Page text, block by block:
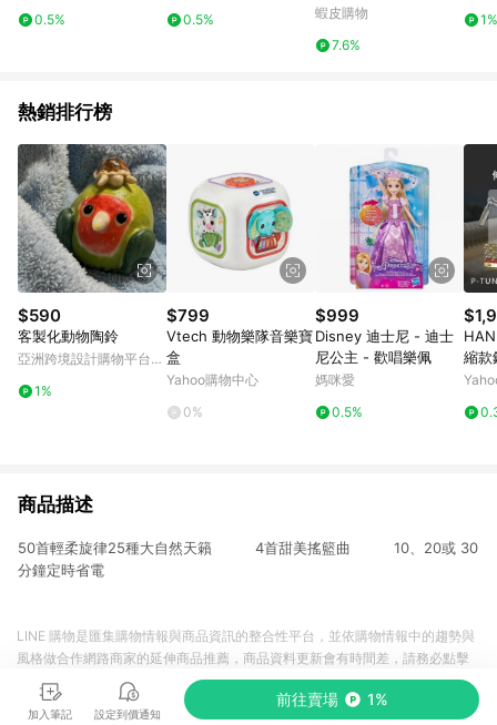
0.5%
0.5%
燈裝飾小院子花園別墅
蝦皮購物
7.6%
1%
熱銷排行榜
$590
客製化動物陶鈴
亞洲跨境設計購物平台
1%
$799
Vtech 動物樂隊音樂寶
盒
Yahoo購物中心
0%
$999
Disney 迪士尼 - 迪士
尼公主 - 歡唱樂佩
媽咪愛
0.5%
縮款
專用
琴
商品描述
50首輕柔旋律25種大自然天籟 4首甜美搖籃曲 10、20或 30
分鐘定時省電
加入筆記 設定到價通知
前往賣場 1%
LINE 購物是匯集購物情報與商品資訊的整合性平台，並依購物情報中的趨勢與
風格做合作網路商家的延伸商品推薦，商品資料更新會有時間差，請務必點擊
商品至各合作網路商家，確認現售價與購物條件，一切資訊以合作廠商網頁為
準。